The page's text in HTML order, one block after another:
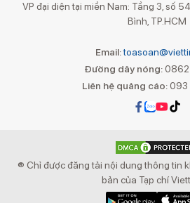
VP đại diện tại miền Nam: Tầng 3, số
Bình, TP.HCM
Email:
Đường dây nóng:
Liên hệ quảng cáo:093
® Chỉ được đăng tải nội dung thông tin
bản của Tạp chí